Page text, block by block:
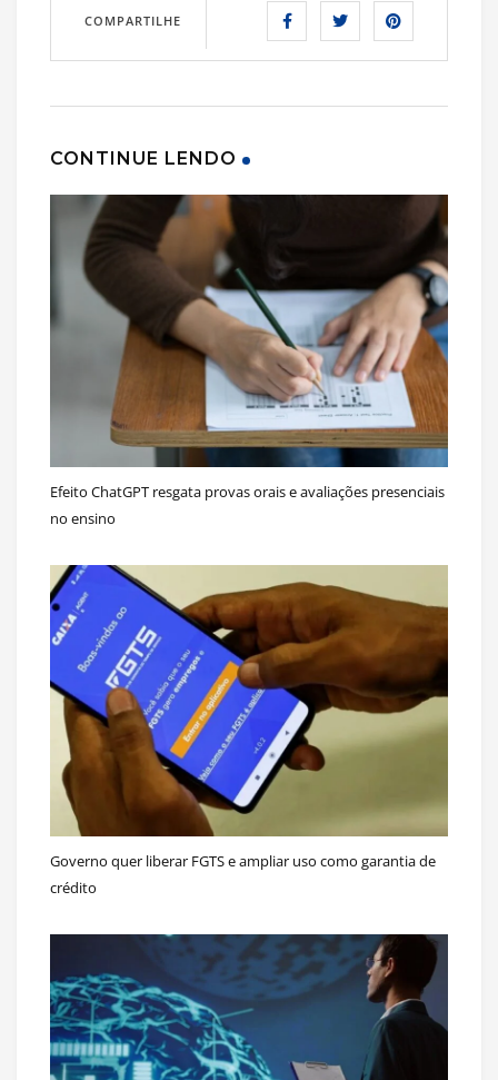
COMPARTILHE
CONTINUE LENDO
Efeito ChatGPT resgata provas orais e avaliações presenciais
no ensino
Governo quer liberar FGTS e ampliar uso como garantia de
crédito